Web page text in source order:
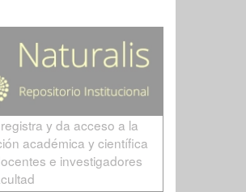
y da acceso a la
académica y científica
e investigadores